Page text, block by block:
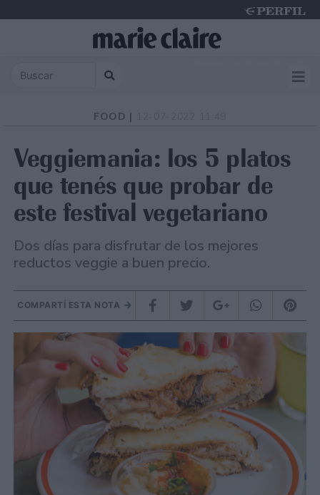
FOOD |
Veggiemania: los 5 platos
que tenés que probar de
este festival vegetariano
Dos días para disfrutar de los mejores
reductos veggie a buen precio.
COMPARTÍ ESTA NOTA